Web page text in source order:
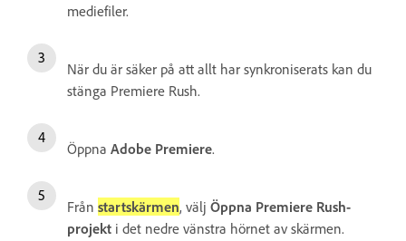
mediefiler.
När du är säker på att allt har synkroniserats kan du
stänga Premiere Rush.
Öppna Adobe Premiere.
Från startskärmen, välj Öppna Premiere Rush-
projekt i det nedre vänstra hörnet av skärmen.